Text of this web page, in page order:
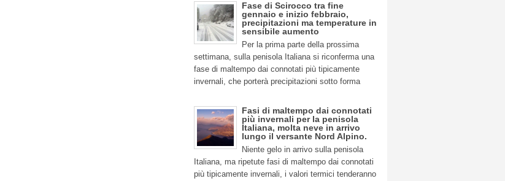
Fase di Scirocco tra fine
gennaio e inizio febbraio,
precipitazioni ma temperature in
sensibile aumento
Per la prima parte della prossima
settimana, sulla penisola Italiana si riconferma una
fase di maltempo dai connotati più tipicamente
invernali, che porterà precipitazioni sotto forma
Fasi di maltempo dai connotati
più invernali per la penisola
Italiana, molta neve in arrivo
lungo il versante Nord Alpino.
Niente gelo in arrivo sulla penisola
Italiana, ma ripetute fasi di maltempo dai connotati
più tipicamente invernali, i valori termici tenderanno